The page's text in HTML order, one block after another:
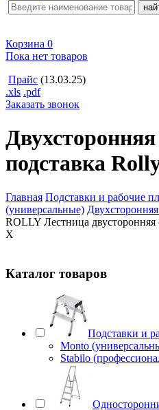
Корзина 0
Пока нет товаров
Прайс (13.03.25)
.xls .pdf
Заказать звонок
подставка
Главная Подставки и рабочие
(универсальные)
ROLLY Лестница двусторонняя
X
Каталог товаров
Подставки и
Monto
Stabilo